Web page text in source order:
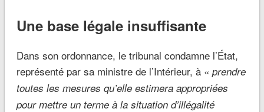
Une base légale insuffisante
Dans son ordonnance, le tribunal condamne l’État,
représenté par sa ministre de l’Intérieur, à « prendre
toutes les mesures qu’elle estimera appropriées
pour mettre un terme à la situation d’illégalité